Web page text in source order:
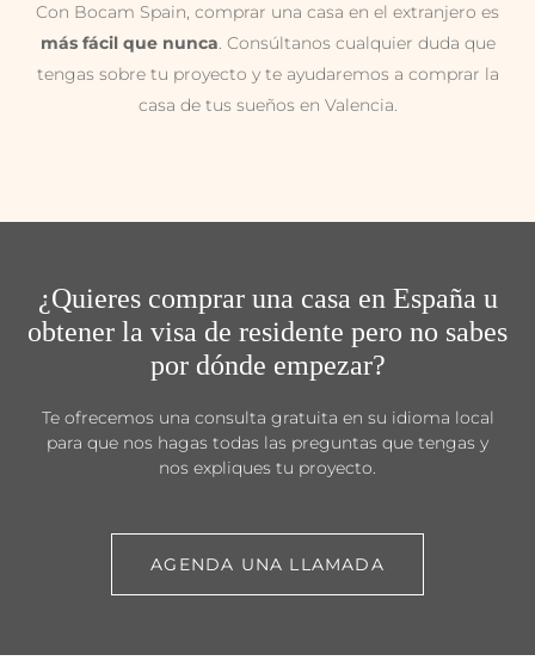
Con Bocam Spain, comprar una casa en el extranjero es
más fácil que nunca. Consúltanos cualquier duda que
tengas sobre tu proyecto y te ayudaremos a comprar la
casa de tus sueños en Valencia.
¿Quieres comprar una casa en España u
obtener la visa de residente pero no sabes
por dónde empezar?
Te ofrecemos una consulta gratuita en su idioma local
para que nos hagas todas las preguntas que tengas y
nos expliques tu proyecto.
AGENDA UNA LLAMADA